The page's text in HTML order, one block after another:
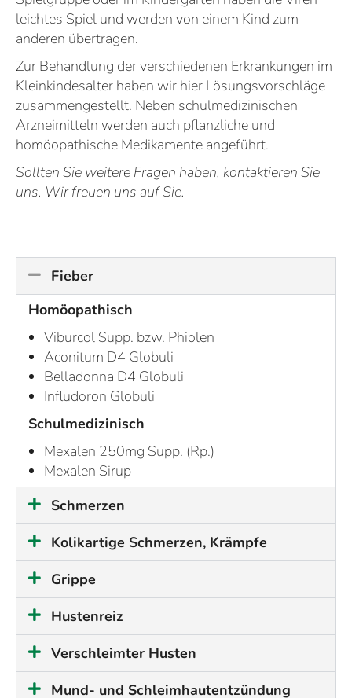
leichtes Spiel und werden von einem Kind zum
anderen übertragen.
Zur Behandlung der verschiedenen Erkrankungen im
Kleinkindesalter haben wir hier Lösungsvorschläge
zusammengestellt. Neben schulmedizinischen
Arzneimitteln werden auch pflanzliche und
homöopathische Medikamente angeführt.
Sollten Sie weitere Fragen haben, kontaktieren Sie
uns. Wir freuen uns auf Sie.
Fieber
Homöopathisch
Viburcol Supp. bzw. Phiolen
Aconitum D4 Globuli
Belladonna D4 Globuli
Infludoron Globuli
Schulmedizinisch
Mexalen 250mg Supp. (Rp.)
Mexalen Sirup
Schmerzen
Kolikartige Schmerzen, Krämpfe
Grippe
Hustenreiz
Verschleimter Husten
Mund- und Schleimhautentzündung